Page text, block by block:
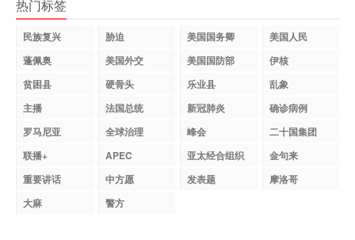
热门标签
民族复兴 胁迫 美国国务卿
美国人民
蓬佩奥
美国外交 美国国防部
伊核
贫困县
硬骨头 乐业县
乱象
主播
法国总统 新冠肺炎
确诊病例
罗马尼亚
全球治理 峰会
二十国集团
联播+
APEC 亚太经合组织
金句来
重要讲话
中方愿 发表题
摩洛哥
大麻
警方